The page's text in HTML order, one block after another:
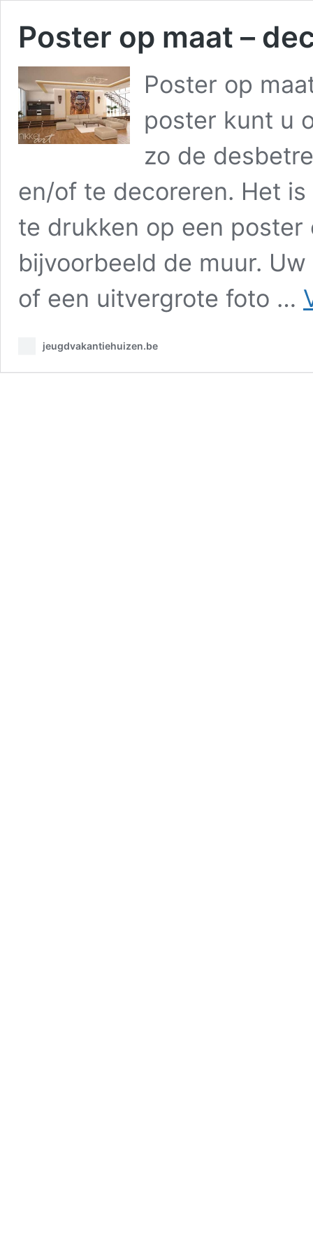
Poster op maat –
Poster op
poster kunt u
zo de
en/of te decoreren. Het
te drukken op een poster
bijvoorbeeld de muur.
of een uitvergrote foto …
jeugdvakantiehuizen.be